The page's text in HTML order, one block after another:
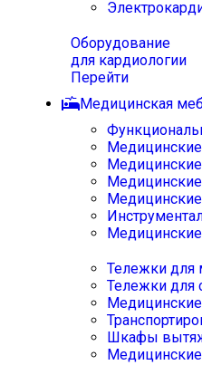
Оборудование
для кардиологии
Перейти
Медицинская
Медицинские
Тележки для
Тележки для
Шкафы